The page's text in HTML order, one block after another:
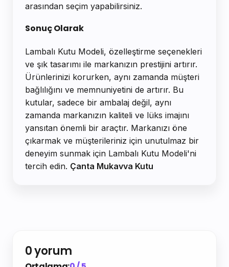
arasından seçim yapabilirsiniz.
Sonuç Olarak
Lambalı Kutu Modeli, özelleştirme seçenekleri
ve şık tasarımı ile markanızın prestijini artırır.
Ürünlerinizi korurken, aynı zamanda müşteri
bağlılığını ve memnuniyetini de artırır. Bu
kutular, sadece bir ambalaj değil, aynı
zamanda markanızın kaliteli ve lüks imajını
yansıtan önemli bir araçtır. Markanızı öne
çıkarmak ve müşterileriniz için unutulmaz bir
deneyim sunmak için Lambalı Kutu Modeli'ni
tercih edin. Çanta Mukavva Kutu
0 yorum